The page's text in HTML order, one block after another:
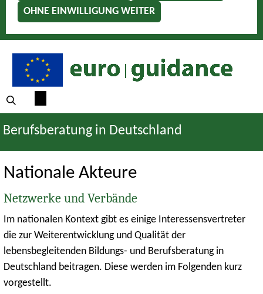
OHNE EINWILLIGUNG WEITER
Berufsberatung in Deutschland
Nationale Akteure
Netzwerke und Verbände
Im nationalen Kontext gibt es einige Interessensvertreter
die zur Weiterentwicklung und Qualität der
lebensbegleitenden Bildungs- und Berufsberatung in
Deutschland beitragen. Diese werden im Folgenden kurz
vorgestellt.